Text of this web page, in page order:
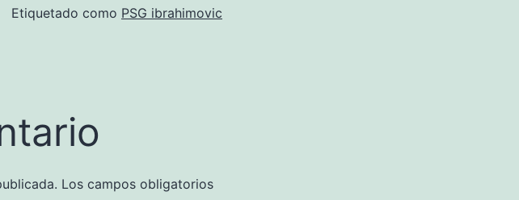
Etiquetado como PSG ibrahimovic
Los campos obligatorios